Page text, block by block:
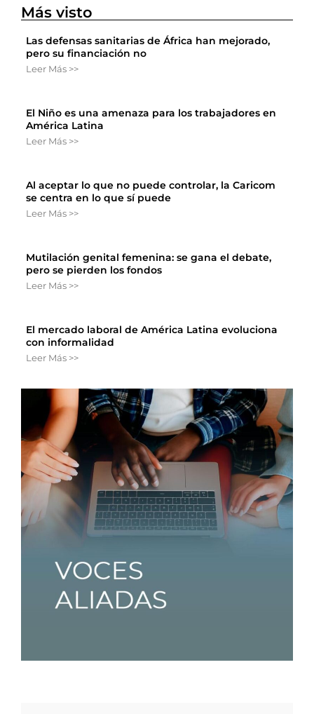
Más visto
Las defensas sanitarias de África han mejorado,
pero su financiación no
Leer Más >>
El Niño es una amenaza para los trabajadores en
América Latina
Leer Más >>
Al aceptar lo que no puede controlar, la Caricom
se centra en lo que sí puede
Leer Más >>
Mutilación genital femenina: se gana el debate,
pero se pierden los fondos
Leer Más >>
El mercado laboral de América Latina evoluciona
con informalidad
Leer Más >>